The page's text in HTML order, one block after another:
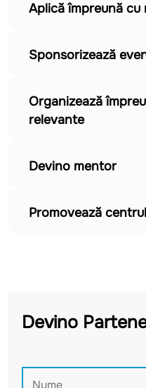
Aplică împreună
Sponsorizează
Organizează
relevante
Devino mentor
Promovează
Devino